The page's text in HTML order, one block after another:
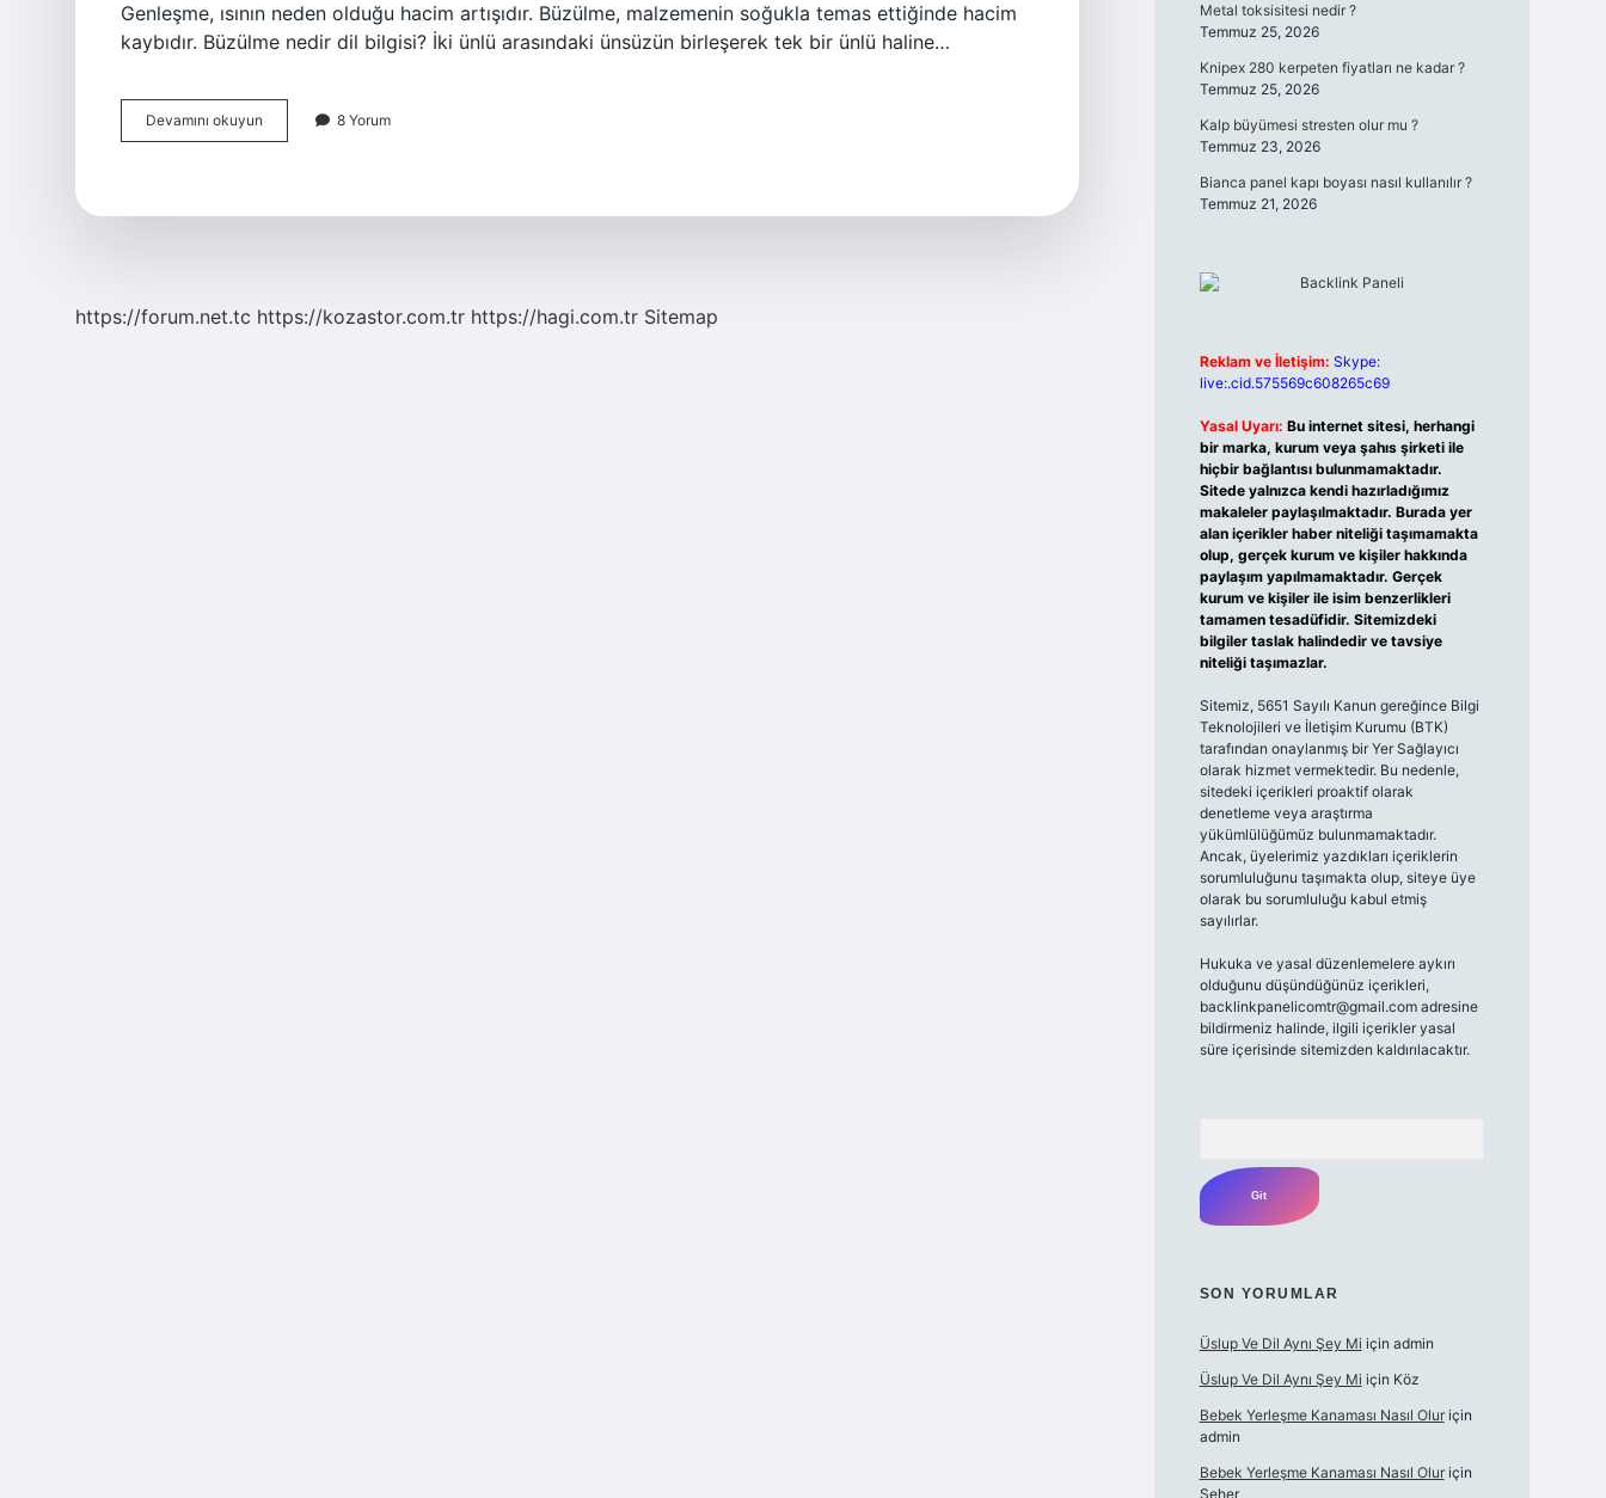
Genleşme, ısının neden olduğu hacim artışıdır. Büzülme, malzemenin soğukla ​​temas ettiğinde hacim
kaybıdır. Büzülme nedir dil bilgisi? İki ünlü arasındaki ünsüzün birleşerek tek bir ünlü haline…
Devamını okuyun Büzülme
Nedir
8 Yorum
https://forum.net.tc https://kozastor.com.tr https://hagi.com.tr Sitemap
Metal toksisitesi nedir ?
Temmuz 25, 2026
Knipex 280 kerpeten fiyatları ne kadar ?
Temmuz 25, 2026
Kalp büyümesi stresten olur mu ?
Temmuz 23, 2026
Bianca panel kapı boyası nasıl kullanılır ?
Temmuz 21, 2026
Reklam ve İletişim: Skype:
live:.cid.575569c608265c69
Yasal Uyarı: Bu internet sitesi, herhangi
bir marka, kurum veya şahıs şirketi ile
hiçbir bağlantısı bulunmamaktadır.
Sitede yalnızca kendi hazırladığımız
makaleler paylaşılmaktadır. Burada yer
alan içerikler haber niteliği taşımamakta
olup, gerçek kurum ve kişiler hakkında
paylaşım yapılmamaktadır. Gerçek
kurum ve kişiler ile isim benzerlikleri
tamamen tesadüfidir. Sitemizdeki
bilgiler taslak halindedir ve tavsiye
niteliği taşımazlar.
Sitemiz, 5651 Sayılı Kanun gereğince Bilgi
Teknolojileri ve İletişim Kurumu (BTK)
tarafından onaylanmış bir Yer Sağlayıcı
olarak hizmet vermektedir. Bu nedenle,
sitedeki içerikleri proaktif olarak
denetleme veya araştırma
yükümlülüğümüz bulunmamaktadır.
Ancak, üyelerimiz yazdıkları içeriklerin
sorumluluğunu taşımakta olup, siteye üye
olarak bu sorumluluğu kabul etmiş
sayılırlar.
Hukuka ve yasal düzenlemelere aykırı
olduğunu düşündüğünüz içerikleri,
backlinkpanelicomtr@gmail.comadresine
bildirmeniz halinde, ilgili içerikler yasal
süre içerisinde sitemizden kaldırılacaktır.
SON YORUMLAR
Üslup Ve Dil Aynı Şey Mi için admin
Üslup Ve Dil Aynı Şey Mi için Köz
Bebek Yerleşme Kanaması Nasıl Oluriçin
admin
Bebek Yerleşme Kanaması Nasıl Oluriçin
Seher